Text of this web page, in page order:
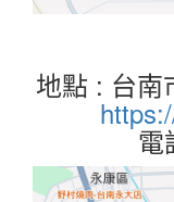
地點 : 台南
電